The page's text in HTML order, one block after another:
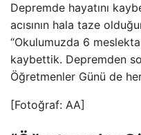
Depremde hayatını
acısının hala taze
“Okulumuzda 6
kaybettik. Depremden
Öğretmenler Günü de her
[Fotoğraf: AA]